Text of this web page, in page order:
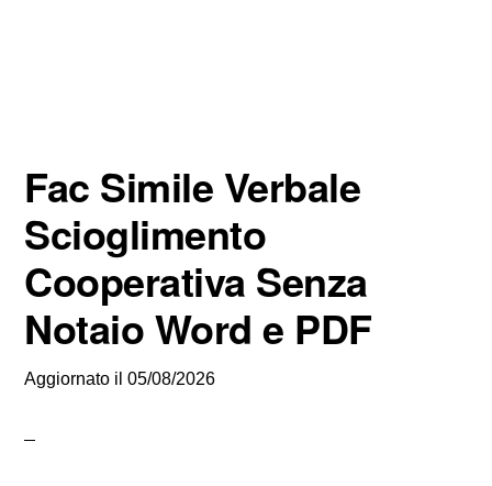
Fac Simile Verbale
Scioglimento
Cooperativa Senza
Notaio Word e PDF
Aggiornato il05/08/2026